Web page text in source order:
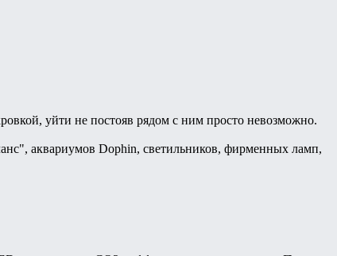
уйти не постояв рядом с ним просто невозможно.
аквариумов Dophin, светильников, фирменных ламп,